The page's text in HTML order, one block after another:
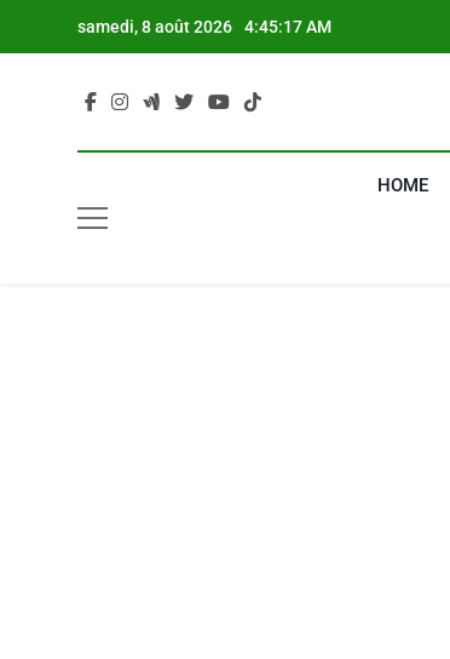
samedi, 8 août 2026 4:45:18 AM
HOME